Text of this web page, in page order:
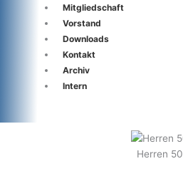
Mitgliedschaft
Vorstand
Downloads
Kontakt
Archiv
Intern
Herren 50